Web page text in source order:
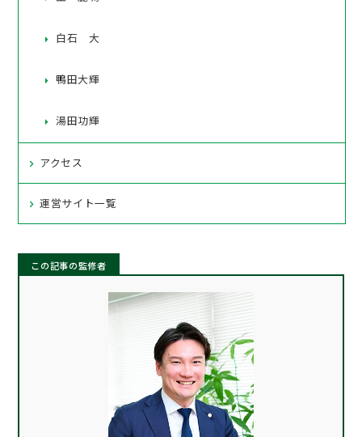
白石 大
鴨田大輝
湯田功輝
アクセス
運営サイト一覧
この記事の監修者